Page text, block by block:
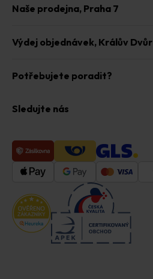
Naše prodejna, Praha 7
Výdej objednávek, Králův Dvůr
Potřebujete poradit?
Sledujte nás